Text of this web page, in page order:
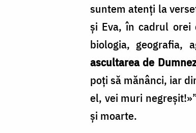
suntem atenți la
și Eva, în cadrul orei
biologia, geografia,
ascultarea de
poți să mănânci, iar
el, vei muri
și moarte.